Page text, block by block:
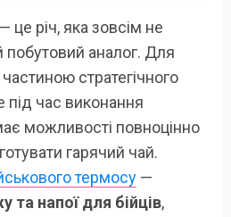
це річ, яка зовсім не
аналог. Для
стратегічного
час виконання
можливості повноцінно
гарячий чай.
термосу —
та напої для бійців,